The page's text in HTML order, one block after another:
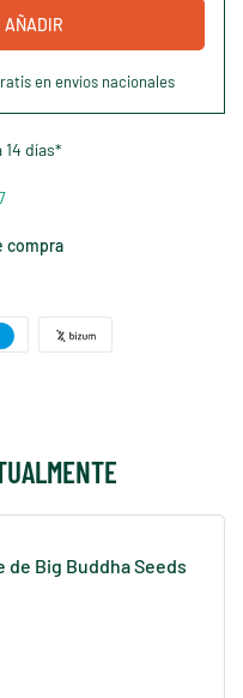
AÑADIR
en envíos nacionales
14 días*
compra
de Big Buddha Seeds